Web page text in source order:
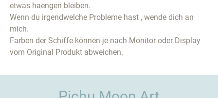
etwas haengen bleiben.
Wenn du irgendwelche Probleme hast , wende dich an
mich.
Farben der Schiffe können je nach Monitor oder Display
vom Original Produkt abweichen.